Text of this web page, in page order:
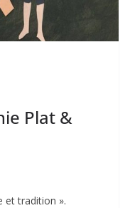
Plat &
et tradition ».